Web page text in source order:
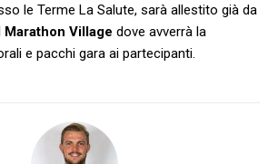
le Terme La Salute, sarà allestito già da
Marathon Village dove avverrà la
e pacchi gara ai partecipanti.